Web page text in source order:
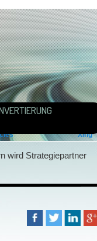
wird Strategiepartner